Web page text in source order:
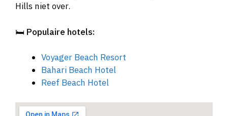
Hills niet over.
🛏️ Populaire hotels:
Voyager Beach Resort
Bahari Beach Hotel
Reef Beach Hotel